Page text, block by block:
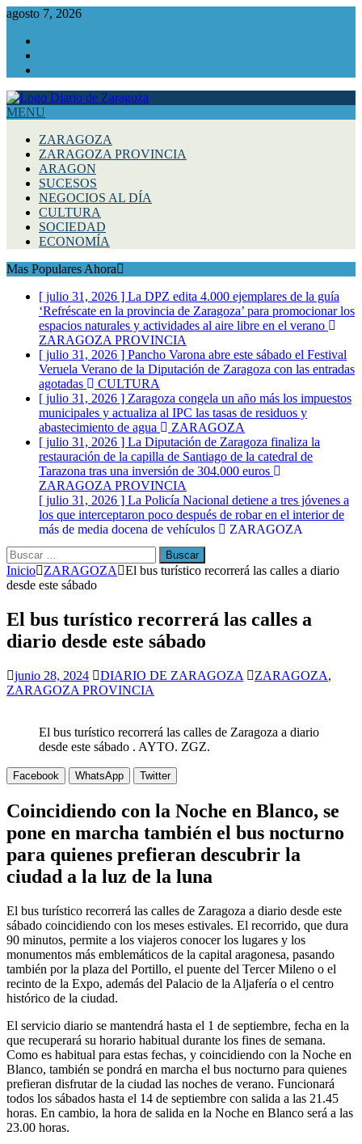
agosto 7, 2026
MENU
ZARAGOZA
ZARAGOZA PROVINCIA
ARAGON
SUCESOS
NEGOCIOS AL DÍA
CULTURA
SOCIEDAD
ECONOMÍA
Mas Populares Ahora
[ julio 31, 2026 ] La DPZ edita 4.000 ejemplares de la guía
‘Refréscate en la provincia de Zaragoza’ para promocionar los
espacios naturales y actividades al aire libre en el verano
ZARAGOZA PROVINCIA
[ julio 31, 2026 ] Pancho Varona abre este sábado el Festival
Veruela Verano de la Diputación de Zaragoza con las entradas
agotadas
CULTURA
[ julio 31, 2026 ] Zaragoza congela un año más los impuestos
municipales y actualiza al IPC las tasas de residuos y
abastecimiento de agua
ZARAGOZA
[ julio 31, 2026 ] La Diputación de Zaragoza finaliza la
restauración de la capilla de Santiago de la catedral de
Tarazona tras una inversión de 304.000 euros
ZARAGOZA PROVINCIA
[ julio 31, 2026 ] La Policía Nacional detiene a tres jóvenes a
los que interceptaron poco después de robar en el interior de
más de media docena de vehículos
ZARAGOZA
Buscar:
Inicio ZARAGOZA El bus turístico recorrerá las calles a diario
desde este sábado
El bus turístico recorrerá las calles a
diario desde este sábado
junio 28, 2024 DIARIO DE ZARAGOZA ZARAGOZA,
ZARAGOZA PROVINCIA
El bus turístico recorrerá las calles de Zaragoza a diario
desde este sábado . AYTO. ZGZ.
Facebook WhatsApp Twitter
Coincidiendo con la Noche en Blanco, se
pone en marcha también el bus nocturno
para quienes prefieran descubrir la
ciudad a la luz de la luna
El bus turístico recorrerá las calles de Zaragoza a diario desde este
sábado coincidiendo con los meses estivales. El recorrido, que dura
90 minutos, permite a los viajeros conocer los lugares y los
monumentos más emblemáticos de la capital aragonesa, pasando
también por la plaza del Portillo, el puente del Tercer Mileno o el
recinto de la Expo, además del Palacio de la Aljafería o el centro
histórico de la ciudad.
El servicio diario se mantendrá hasta el 1 de septiembre, fecha en la
que recuperará su horario habitual durante los fines de semana.
Como es habitual para estas fechas, y coincidiendo con la Noche en
Blanco, también se pondrá en marcha el bus nocturno para quienes
prefieran disfrutar de la ciudad las noches de verano. Funcionará
todos los sábados hasta el 14 de septiembre con salida a las 21.45
horas. En cambio, la hora de salida en la Noche en Blanco será a las
23.00 horas.